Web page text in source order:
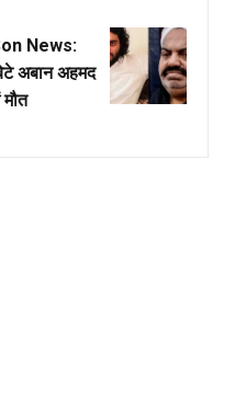
News:
अबान अहमद